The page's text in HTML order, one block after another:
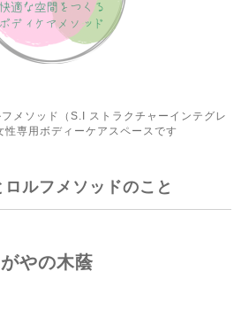
メソッド（S.I ストラクチャーインテグレ
性専用ボディーケアスペースです
ルフメソッドのこと
やの木蔭